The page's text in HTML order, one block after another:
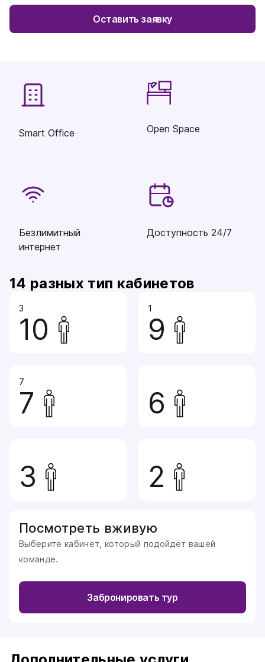
Оставить заявку
Smart Office Open Space
Безлимитный
интернет
Доступность 24/7
14 разных тип кабинетов
3
10
1
9
7
7 6
3 2
Посмотреть вживую
Выберите кабинет, который подойдёт вашей
команде.
Забронировать тур